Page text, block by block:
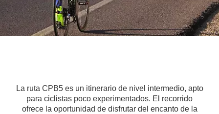
La ruta CPB5 es un itinerario de nivel intermedio, apto
para ciclistas poco experimentados. El recorrido
ofrece la oportunidad de disfrutar del encanto de la